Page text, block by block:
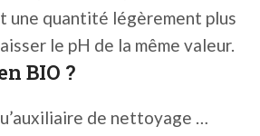
une quantité légèrement plus
le pH de la même valeur.
BIO ?
de nettoyage …